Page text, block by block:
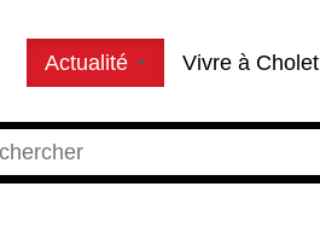
Actualité Vivre à Cholet